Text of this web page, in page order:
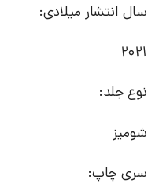
سال انتشار میلادی:
2021
نوع جلد:
شومیز
سری چاپ: